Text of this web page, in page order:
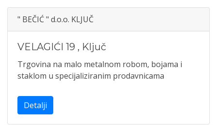
" BEČIĆ " d.o.o. KLJUČ
VELAGIĆI 19 , Ključ
Trgovina na malo metalnom robom, bojama i
staklom u specijaliziranim prodavnicama
Detalji